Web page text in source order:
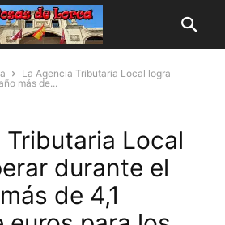
La Agencia Tributaria Local logra
más de...
Tributaria Local
durante el
de 4,1